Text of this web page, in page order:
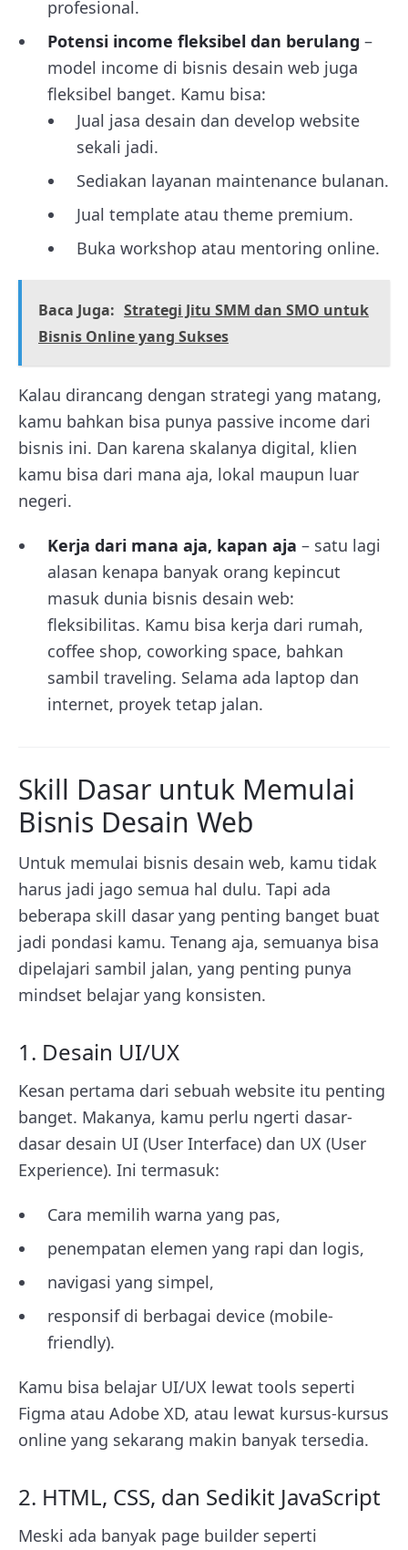
profesional.
Potensi income fleksibel dan berulang –
model income di bisnis desain web juga
fleksibel banget. Kamu bisa:
Jual jasa desain dan develop website
sekali jadi.
Sediakan layanan maintenance bulanan.
Jual template atau theme premium.
Buka workshop atau mentoring online.
Baca Juga: Strategi Jitu SMM dan SMO untuk
Bisnis Online yang Sukses
Kalau dirancang dengan strategi yang matang,
kamu bahkan bisa punya passive income dari
bisnis ini. Dan karena skalanya digital, klien
kamu bisa dari mana aja, lokal maupun luar
negeri.
Kerja dari mana aja, kapan aja – satu lagi
alasan kenapa banyak orang kepincut
masuk dunia bisnis desain web:
fleksibilitas. Kamu bisa kerja dari rumah,
coffee shop, coworking space, bahkan
sambil traveling. Selama ada laptop dan
internet, proyek tetap jalan.
Skill Dasar untuk Memulai
Bisnis Desain Web
Untuk memulai bisnis desain web, kamu tidak
harus jadi jago semua hal dulu. Tapi ada
beberapa skill dasar yang penting banget buat
jadi pondasi kamu. Tenang aja, semuanya bisa
dipelajari sambil jalan, yang penting punya
mindset belajar yang konsisten.
1. Desain UI/UX
Kesan pertama dari sebuah website itu penting
banget. Makanya, kamu perlu ngerti dasar-
dasar desain UI (User Interface) dan UX (User
Experience). Ini termasuk:
Cara memilih warna yang pas,
penempatan elemen yang rapi dan logis,
navigasi yang simpel,
responsif di berbagai device (mobile-
friendly).
Kamu bisa belajar UI/UX lewat tools seperti
Figma atau Adobe XD, atau lewat kursus-kursus
online yang sekarang makin banyak tersedia.
2. HTML, CSS, dan Sedikit JavaScript
Meski ada banyak page builder seperti